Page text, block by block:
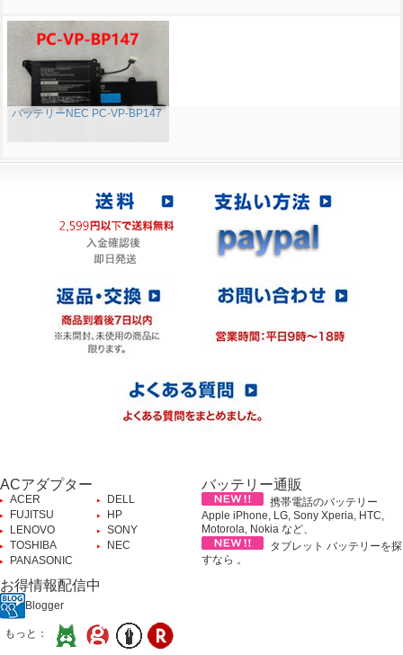
バッテリーNEC PC-VP-BP147
ACアダプター
ACER
DELL
FUJITSU
HP
LENOVO
SONY
TOSHIBA
NEC
PANASONIC
バッテリー通販
携帯電話のバッテリー
Apple iPhone, LG, Sony Xperia, HTC,
Motorola, Nokia など、
タブレット バッテリーを探
すなら 。
お得情報配信中
Blogger
もっと：